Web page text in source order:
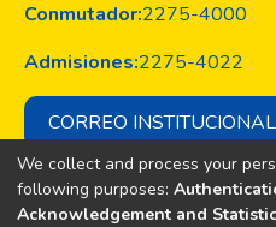
Conmutador:2275-4000
Admisiones:2275-4022
CORREO
We collect and process your
following purposes:
Acknowledgement and